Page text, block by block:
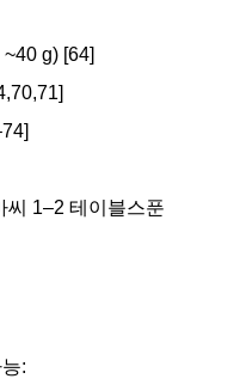
g) [64]
씨 1–2 테이블스푼
: